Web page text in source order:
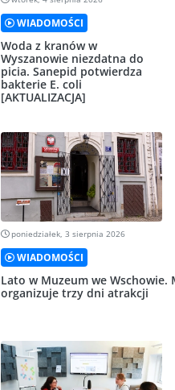
WIADOMOŚCI
Woda z kranów w
Wyszanowie niezdatna do
picia. Sanepid potwierdza
bakterie E. coli
[AKTUALIZACJA]
poniedziałek, 3 sierpnia 2026
WIADOMOŚCI
Lato w Muzeum we Wschowie.
organizuje trzy dni atrakcji